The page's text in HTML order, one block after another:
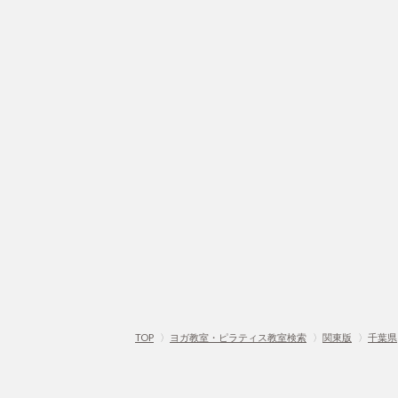
TOP 〉 ヨガ教室・ピラティス教室検索 〉 関東版 〉 千葉県